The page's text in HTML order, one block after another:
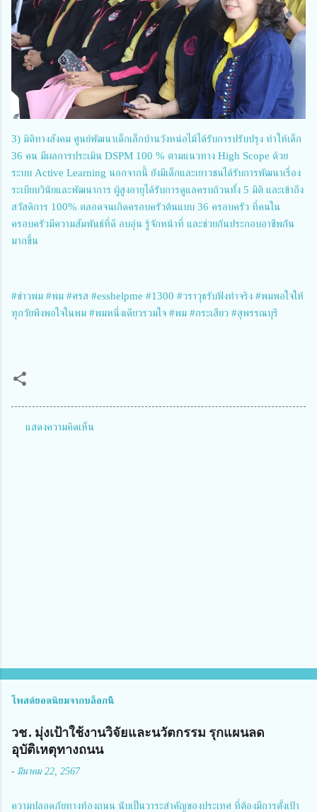
3) มิติทางสังคม ศูนย์พัฒนาเด็กเล็กบ้านวังหน่อไม้ได้รับการปรับปรุง ทำให้เด็ก
36 คน มีผลการประเมิน DSPM 100 % ตามแนวทาง High Scope ด้วย
ระบบ Active Learning นอกจากนี้ ยังมีเด็กและเยาวชนได้รับการพัฒนาเรื่อง
ระเบียบวินัยและพัฒนาการ ผู้สูงอายุได้รับการดูแลครบถ้วนทั้ง 5 มิติ และเข้าถึง
สวัสดิการ 100% ตลอดจนเกิดครอบครัวต้นแบบ 36 ครอบครัว ที่คนใน
ครอบครัวมีความสัมพันธ์ที่ดี อบอุ่น รู้จักหน้าที่ และช่วยกันประกอบอาชีพกัน
มากขึ้น
#ข่าวพม #พม #ศรส #esshelpme #1300 #วราวุธรับฟังทำจริง #พมพอใจให้
ทุกวัยพึงพอใจในพม #พมหนึ่งเดียวรวมใจ #พม #กระเสียว #สุพรรณบุรี
แสดงความคิดเห็น
โพสต์ยอดนิยมจากบล็อกนี้
วช. มุ่งเป้าใช้งานวิจัยและนวัตกรรม รุกแผนลด
อุบัติเหตุทางถนน
- มีนาคม 22, 2567
ความปลอดภัยทางท้องถนน นับเป็นวาระสำคัญของประเทศ ที่ต้องมีการตั้งเป้า